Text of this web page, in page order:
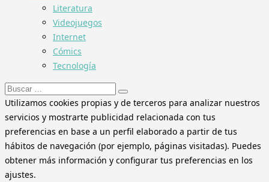
Literatura
Videojuegos
Internet
Cómics
Tecnología
Buscar:
Utilizamos cookies propias y de terceros para analizar nuestros
servicios y mostrarte publicidad relacionada con tus
preferencias en base a un perfil elaborado a partir de tus
hábitos de navegación (por ejemplo, páginas visitadas). Puedes
obtener más información y configurar tus preferencias en los
ajustes.